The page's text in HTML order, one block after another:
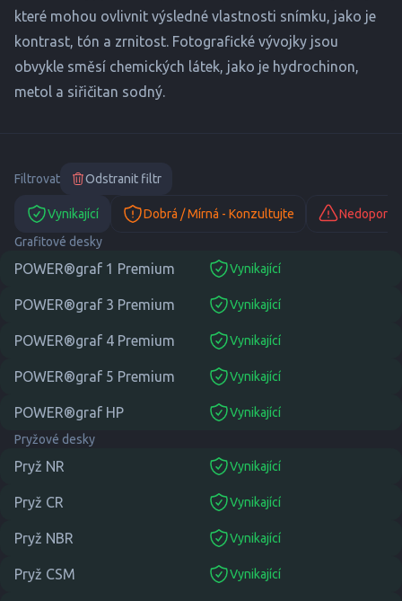
které mohou ovlivnit výsledné vlastnosti snímku, jako je
kontrast, tón a zrnitost. Fotografické vývojky jsou
obvykle směsí chemických látek, jako je hydrochinon,
metol a siřičitan sodný.
Filtrovat Odstranit filtr
Vynikající Dobrá / Mírná - Konzultujte
Grafitové desky
POWER®graf 1 Premium Vynikající
suitable
POWER®graf 3 Premium Vynikající
suitable
POWER®graf 4 Premium Vynikající
suitable
POWER®graf 5 Premium Vynikající
suitable
POWER®graf HP Vynikající
suitable
Pryžové desky
Pryž NR Vynikající
suitable
Pryž CR Vynikající
suitable
Pryž NBR Vynikající
suitable
Pryž CSM Vynikající
suitable